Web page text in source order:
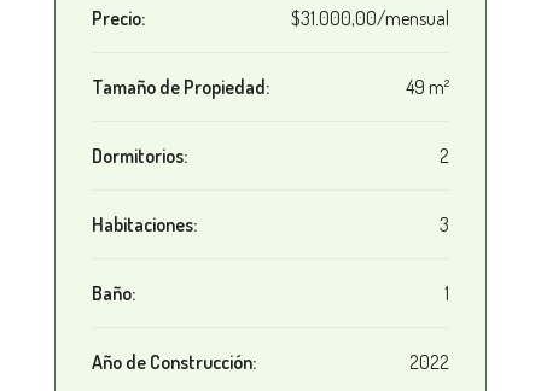
Precio: $31.000,00/mensual
Tamaño de Propiedad: 49 m²
Dormitorios: 2
Habitaciones: 3
Baño: 1
Año de Construcción: 2022